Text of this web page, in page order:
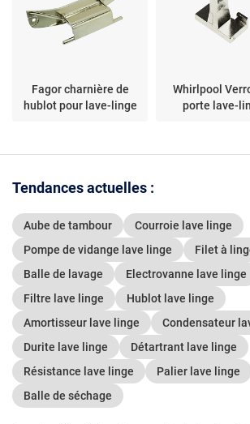
Fagor charnière de
hublot pour lave-linge
Whirlpool
porte lave-
Tendances actuelles :
Aube de tambour
Courroie lave linge
Pompe de vidange lave linge
Filet à
Balle de lavage
Electrovanne lave linge
Filtre lave linge
Hublot lave linge
Amortisseur lave linge
Condensateur
Durite lave linge
Détartrant lave linge
Résistance lave linge
Palier lave linge
Balle de séchage